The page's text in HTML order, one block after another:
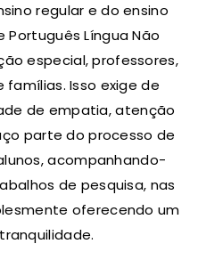
regular e do ensino
Língua Não
especial, professores,
Isso exige de
de empatia, atenção
parte do processo de
acompanhando-
de pesquisa, nas
oferecendo um